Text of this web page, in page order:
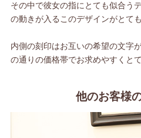
その中で彼女の指にとても似合う
の動きが入るこのデザインがとて
内側の刻印はお互いの希望の文字
の通りの価格帯でお求めやすくと
他のお客様